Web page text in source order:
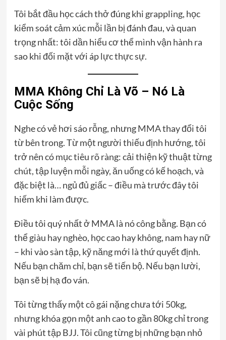
Tôi bắt đầu học cách thở đúng khi grappling, học
kiểm soát cảm xúc mỗi lần bị đánh đau, và quan
trọng nhất: tôi dần hiểu cơ thể mình vận hành ra
sao khi đối mặt với áp lực thực sự.
MMA Không Chỉ Là Võ – Nó Là
Cuộc Sống
Nghe có vẻ hơi sáo rỗng, nhưngMMAthay đổi tôi
từ bên trong. Từ một người thiếu định hướng, tôi
trở nên có mục tiêu rõ ràng: cải thiện kỹ thuật từng
chút, tập luyện mỗi ngày, ăn uống có kế hoạch, và
đặc biệt là… ngủ đủ giấc – điều mà trước đây tôi
hiếm khi làm được.
Điều tôi quý nhất ở MMA là nó công bằng. Bạn có
thể giàu hay nghèo, học cao hay không, nam hay nữ
– khi vào sàn tập, kỹ năng mới là thứ quyết định.
Nếu bạn chăm chỉ, bạn sẽ tiến bộ. Nếu bạn lười,
bạn sẽ bị hạ đo ván.
Tôi từng thấy một cô gái nặng chưa tới 50kg,
nhưng khóa gọn một anh cao to gần 80kg chỉ trong
vài phút tập BJJ. Tôi cũng từng bị những bạn nhỏ